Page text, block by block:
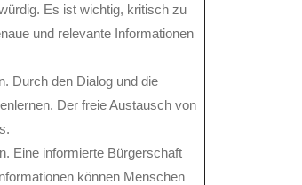
Es ist wichtig, kritisch zu
und relevante Informationen
Durch den Dialog und die
Der freie Austausch von
Eine informierte Bürgerschaft
können Menschen